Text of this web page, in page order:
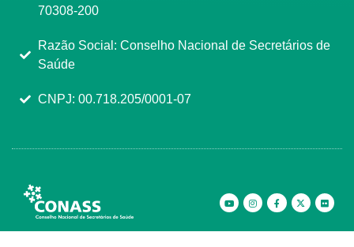
70308-200
Razão Social: Conselho Nacional de Secretários de
Saúde
CNPJ: 00.718.205/0001-07